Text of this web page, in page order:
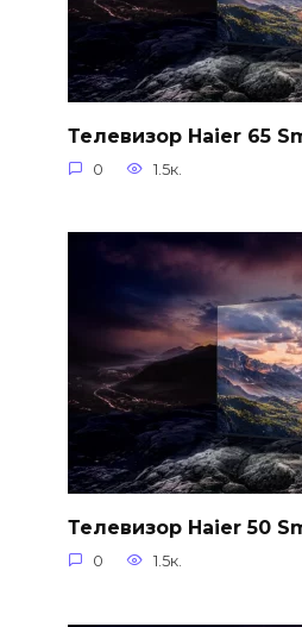
Телевизор Haier 65
0 1.5к.
Телевизор Haier 50
0 1.5к.